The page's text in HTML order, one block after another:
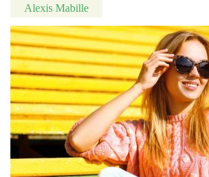
Alexis Mabille